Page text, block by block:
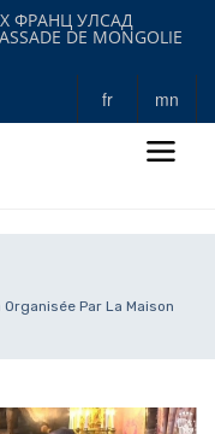
ФРАНЦ УЛСАД
DE MONGOLIE
fr mn
Par La Maison